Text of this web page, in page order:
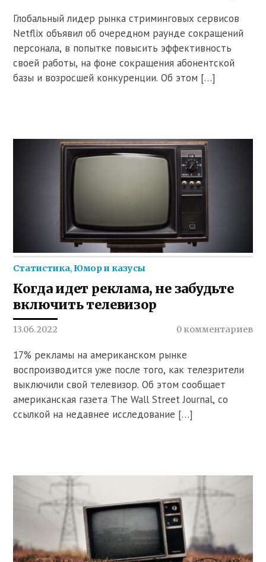
Глобальный лидер рынка стриминговых сервисов
Netflix объявил об очередном раунде сокращений
персонала, в попытке повысить эффективность
своей работы, на фоне сокращения абонентской
базы и возросшей конкуренции. Об этом […]
Статистика,Юмор и казусы
Когда идет реклама, не забудьте
включить телевизор
13.06.2022 0 комментариев
17% рекламы на американском рынке
воспроизводится уже после того, как телезрители
выключили свой телевизор. Об этом сообщает
американская газета The Wall Street Journal, со
ссылкой на недавнее исследование […]